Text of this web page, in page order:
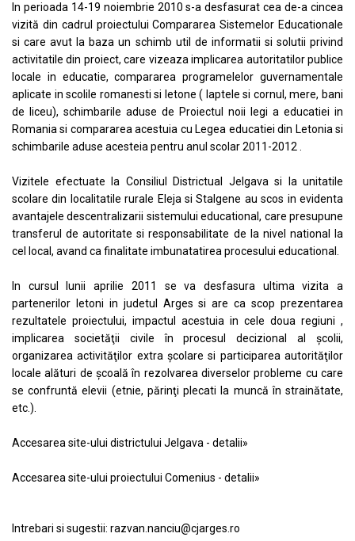
In perioada 14-19 noiembrie 2010 s-a desfasurat cea de-a cincea
vizită din cadrul proiectului Compararea Sistemelor Educationale
si care avut la baza un schimb util de informatii si solutii privind
activitatile din proiect, care vizeaza implicarea autoritatilor publice
locale in educatie, compararea programelelor guvernamentale
aplicate in scolile romanesti si letone ( laptele si cornul, mere, bani
de liceu), schimbarile aduse de Proiectul noii legi a educatiei in
Romania si compararea acestuia cu Legea educatiei din Letonia si
schimbarile aduse acesteia pentru anul scolar 2011-2012 .
Vizitele efectuate la Consiliul Districtual Jelgava si la unitatile
scolare din localitatile rurale Eleja si Stalgene au scos in evidenta
avantajele descentralizarii sistemului educational, care presupune
transferul de autoritate si responsabilitate de la nivel national la
cel local, avand ca finalitate imbunatatirea procesului educational.
In cursul lunii aprilie 2011 se va desfasura ultima vizita a
partenerilor letoni in judetul Arges si are ca scop prezentarea
rezultatele proiectului, impactul acestuia in cele doua regiuni ,
implicarea societăţii civile în procesul decizional al şcolii,
organizarea activităţilor extra şcolare si participarea autorităţilor
locale alături de şcoală în rezolvarea diverselor probleme cu care
se confruntă elevii (etnie, părinţi plecati la muncă în strainătate,
etc.).
Accesarea site-ului districtului Jelgava - detalii»
Accesarea site-ului proiectului Comenius - detalii»
Intrebari si sugestii: razvan.nanciu@cjarges.ro